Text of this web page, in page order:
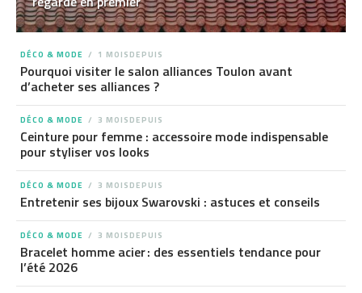
DÉCO & MODE 1 MOISDEPUIS
Pourquoi visiter le salon alliances Toulon avant
d’acheter ses alliances ?
DÉCO & MODE 3 MOISDEPUIS
Ceinture pour femme : accessoire mode indispensable
pour styliser vos looks
DÉCO & MODE 3 MOISDEPUIS
Entretenir ses bijoux Swarovski : astuces et conseils
DÉCO & MODE 3 MOISDEPUIS
Bracelet homme acier : des essentiels tendance pour
l’été 2026